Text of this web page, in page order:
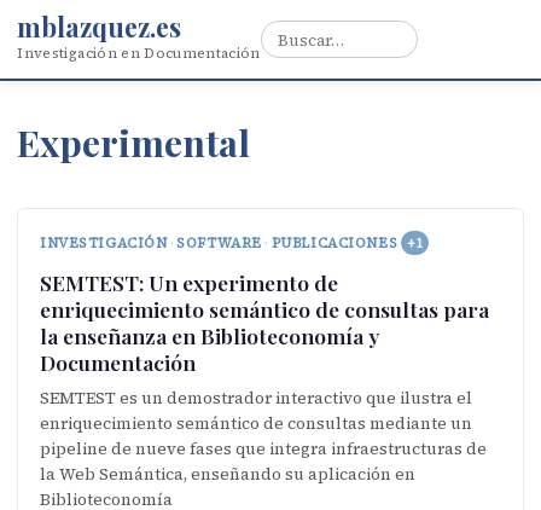
mblazquez.es
Investigación en Documentación
Experimental
INVESTIGACIÓN · SOFTWARE · PUBLICACIONES +1
SEMTEST: Un experimento de
enriquecimiento semántico de consultas para
la enseñanza en Biblioteconomía y
Documentación
SEMTEST es un demostrador interactivo que ilustra el
enriquecimiento semántico de consultas mediante un
pipeline de nueve fases que integra infraestructuras de
la Web Semántica, enseñando su aplicación en
Biblioteconomía